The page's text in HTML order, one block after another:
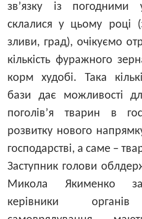
зв’язку із погодними
склалися у цьому році
зливи, град), очікуємо
кількість фуражного
корм худобі. Така
бази дає можливості
поголів’я тварин в
розвитку нового
господарстві, а саме –
Заступник голови
Микола Якименко
керівники органів